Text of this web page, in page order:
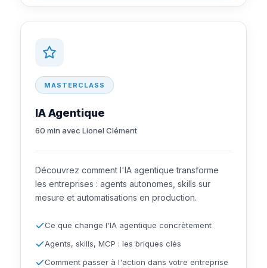
MASTERCLASS
IA Agentique
60 min avec Lionel Clément
Découvrez comment l'IA agentique transforme
les entreprises : agents autonomes, skills sur
mesure et automatisations en production.
Ce que change l'IA agentique concrètement
Agents, skills, MCP : les briques clés
Comment passer à l'action dans votre entreprise